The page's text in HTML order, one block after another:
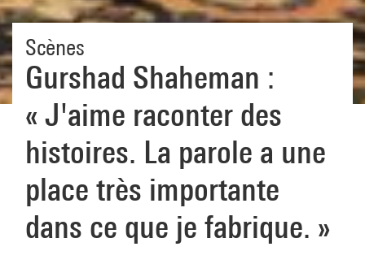
Scènes
Gurshad Shaheman :
« J'aime raconter des
histoires. La parole a une
place très importante
dans ce que je fabrique. »